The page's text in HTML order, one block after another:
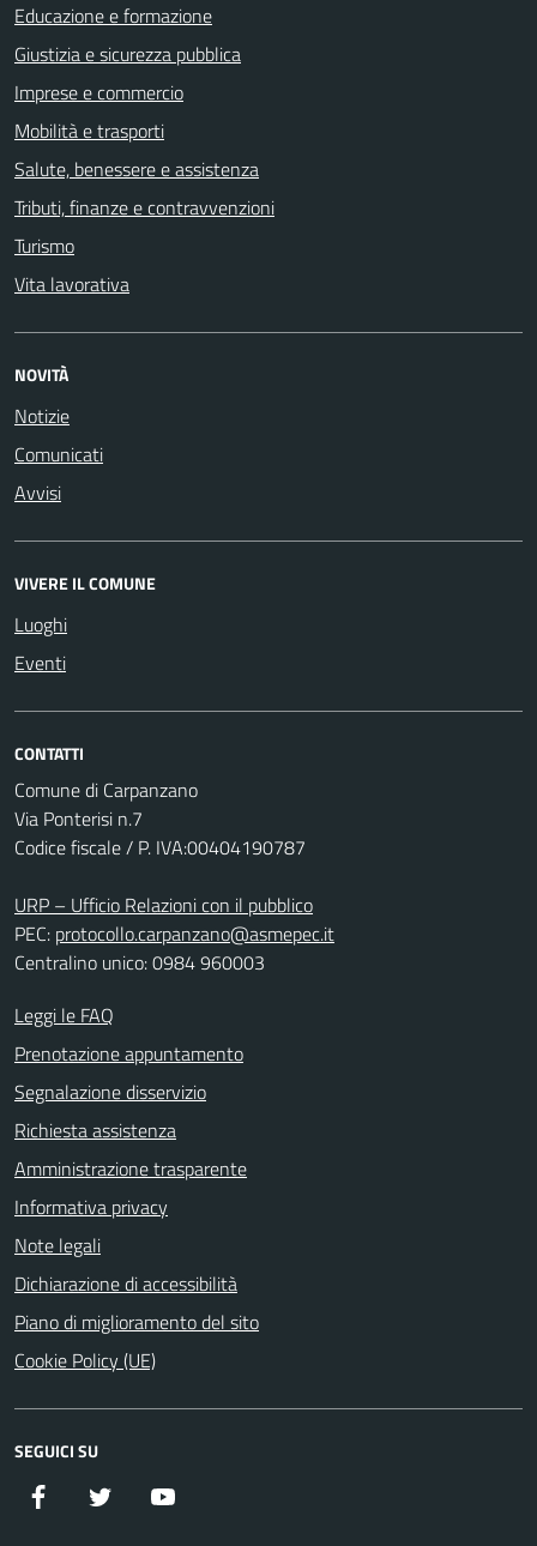
Educazione e formazione
Giustizia e sicurezza pubblica
Imprese e commercio
Mobilità e trasporti
Salute, benessere e assistenza
Tributi, finanze e contravvenzioni
Turismo
Vita lavorativa
NOVITÀ
Notizie
Comunicati
Avvisi
VIVERE IL COMUNE
Luoghi
Eventi
CONTATTI
Comune di Carpanzano
Via Ponterisi n.7
Codice fiscale / P. IVA:00404190787
URP – Ufficio Relazioni con il pubblico
PEC: protocollo.carpanzano@asmepec.it
Centralino unico: 0984 960003
Leggi le FAQ
Prenotazione appuntamento
Segnalazione disservizio
Richiesta assistenza
Amministrazione trasparente
Informativa privacy
Note legali
Dichiarazione di accessibilità
Piano di miglioramento del sito
Cookie Policy (UE)
SEGUICI SU
Facebook Twitter